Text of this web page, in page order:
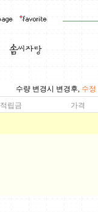
수량 변경시 변경후, 수정
적립금 가격